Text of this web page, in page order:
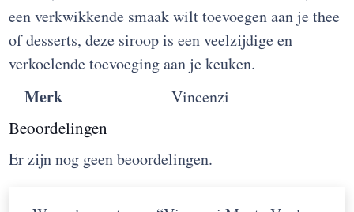
een verkwikkende smaak wilt toevoegen aan je thee
of desserts, deze siroop is een veelzijdige en
verkoelende toevoeging aan je keuken.
Merk Vincenzi
Beoordelingen
Er zijn nog geen beoordelingen.